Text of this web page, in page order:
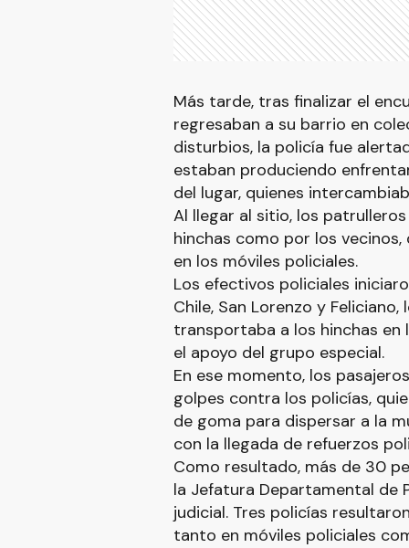
Más tarde, tras finalizar el
regresaban a su barrio en
disturbios, la policía fue
estaban produciendo
del lugar, quienes
Al llegar al sitio, los
hinchas como por los
en los móviles policiales.
Los efectivos policiales
Chile, San Lorenzo y
transportaba a los hinchas en
el apoyo del grupo especial.
En ese momento, los
golpes contra los policías,
de goma para dispersar a la
con la llegada de refuerzos
Como resultado, más de 30
la Jefatura Departamental de
judicial. Tres policías
tanto en móviles policiales